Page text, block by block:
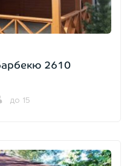
2610
до 15